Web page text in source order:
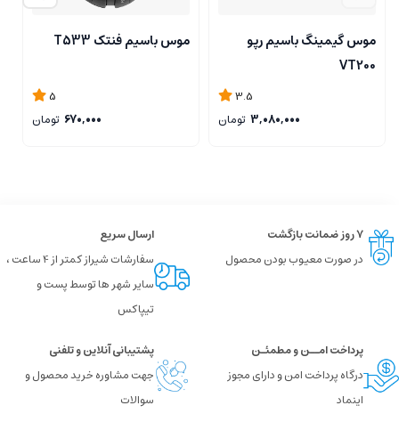
موس گیمینگ باسیم رپو
VT200
3.5
3,080,000 تومان
موس باسیم فنتک T533
5
670,000 تومان
۷ روز ضمانت بازگشت
در صورت معیوب بودن محصول
ارسال سریع
سفارشات شیراز کمتر از 4 ساعت ،
سایر شهر ها توسط پست و
تیپاکس
پرداخت امــن و مطمئـن
درگاه پرداخت امن و دارای مجوز
اینماد
پشتیبانی آنلاین و تلفنی
جهت مشاوره خرید محصول و
سوالات